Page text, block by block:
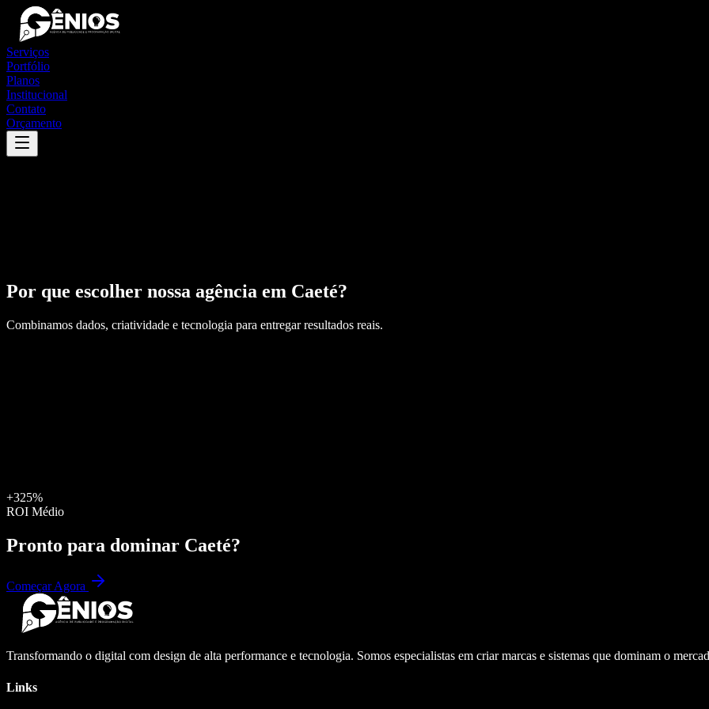
Serviços
Portfólio
Planos
Institucional
Contato
Orçamento
Por que escolher nossa agência em Caeté?
Combinamos dados, criatividade e tecnologia para entregar resultados reais.
+325%
ROI Médio
Pronto para dominar Caeté?
Começar Agora
Transformando o digital com design de alta performance e tecnologia. Somos especialistas em criar marcas e sistemas que dominam o
Links